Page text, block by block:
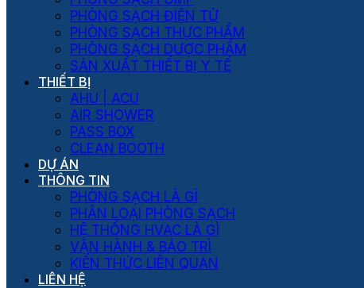
PHÒNG SẠCH ĐIỆN TỬ
PHÒNG SẠCH THỰC PHẨM
PHÒNG SẠCH DƯỢC PHẨM
SẢN XUẤT THIẾT BỊ Y TẾ
THIẾT BỊ
AHU | ACU
AIR SHOWER
PASS BOX
CLEAN BOOTH
DỰ ÁN
THÔNG TIN
PHÒNG SẠCH LÀ GÌ
PHÂN LOẠI PHÒNG SẠCH
HỆ THỐNG HVAC LÀ GÌ
VẬN HÀNH & BẢO TRÌ
KIẾN THỨC LIÊN QUAN
LIÊN HỆ